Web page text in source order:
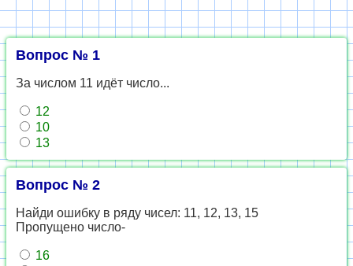
Вопрос № 1
За числом 11 идёт число...
12
10
13
Вопрос № 2
Найди ошибку в ряду чисел: 11, 12, 13, 15
Пропущено число-
16